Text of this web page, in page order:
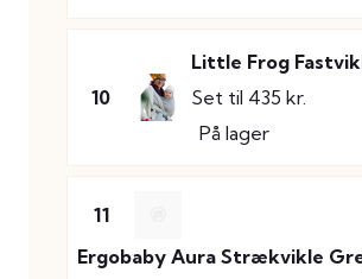
10
Little Frog
Set til 435 kr.
På lager
11
Ergobaby Aura Strækvikle